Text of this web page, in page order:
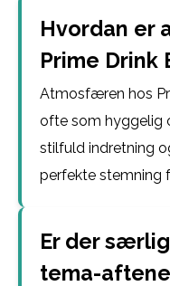
Hvordan er
Prime Drink
Atmosfæren hos
ofte som hyggelig
stilfuld indretning
perfekte stemning
Er der
tema-